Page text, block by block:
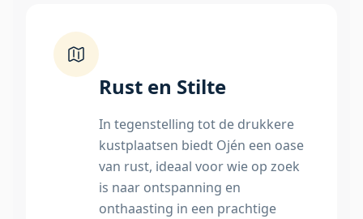
Rust en Stilte
In tegenstelling tot de drukkere
kustplaatsen biedt Ojén een oase
van rust, ideaal voor wie op zoek
is naar ontspanning en
onthaasting in een prachtige